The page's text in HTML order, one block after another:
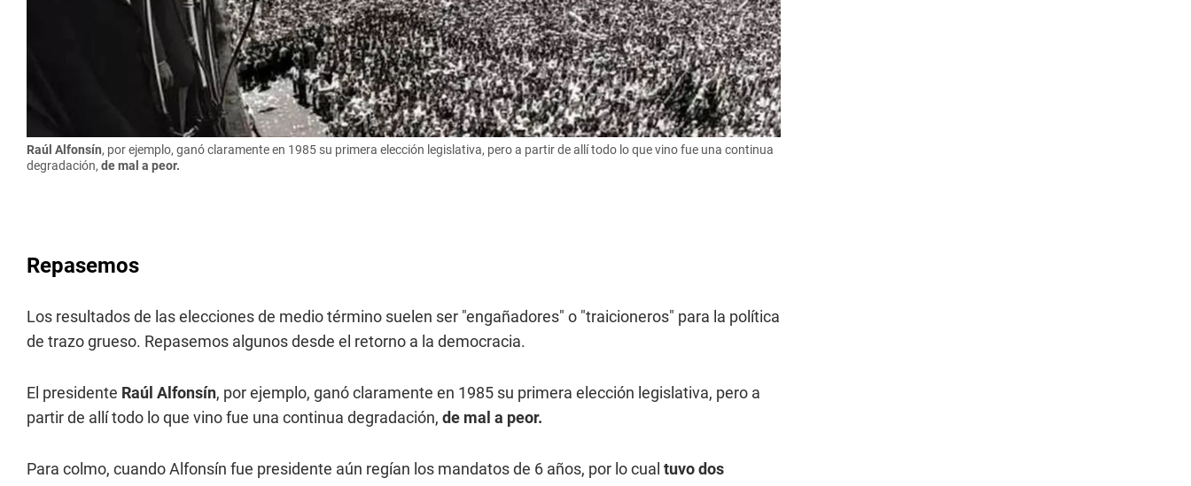
Raúl Alfonsín, por ejemplo, ganó claramente en 1985 su primera elección legislativa, pero a partir de allí todo lo que vino fue una continua
degradación, de mal a peor.
Repasemos
Los resultados de las elecciones de medio término suelen ser "engañadores" o "traicioneros" para la política
de trazo grueso. Repasemos algunos desde el retorno a la democracia.
El presidente Raúl Alfonsín, por ejemplo, ganó claramente en 1985 su primera elección legislativa, pero a
partir de allí todo lo que vino fue una continua degradación, de mal a peor.
Para colmo, cuando Alfonsín fue presidente aún regían los mandatos de 6 años, por lo cual tuvo dos